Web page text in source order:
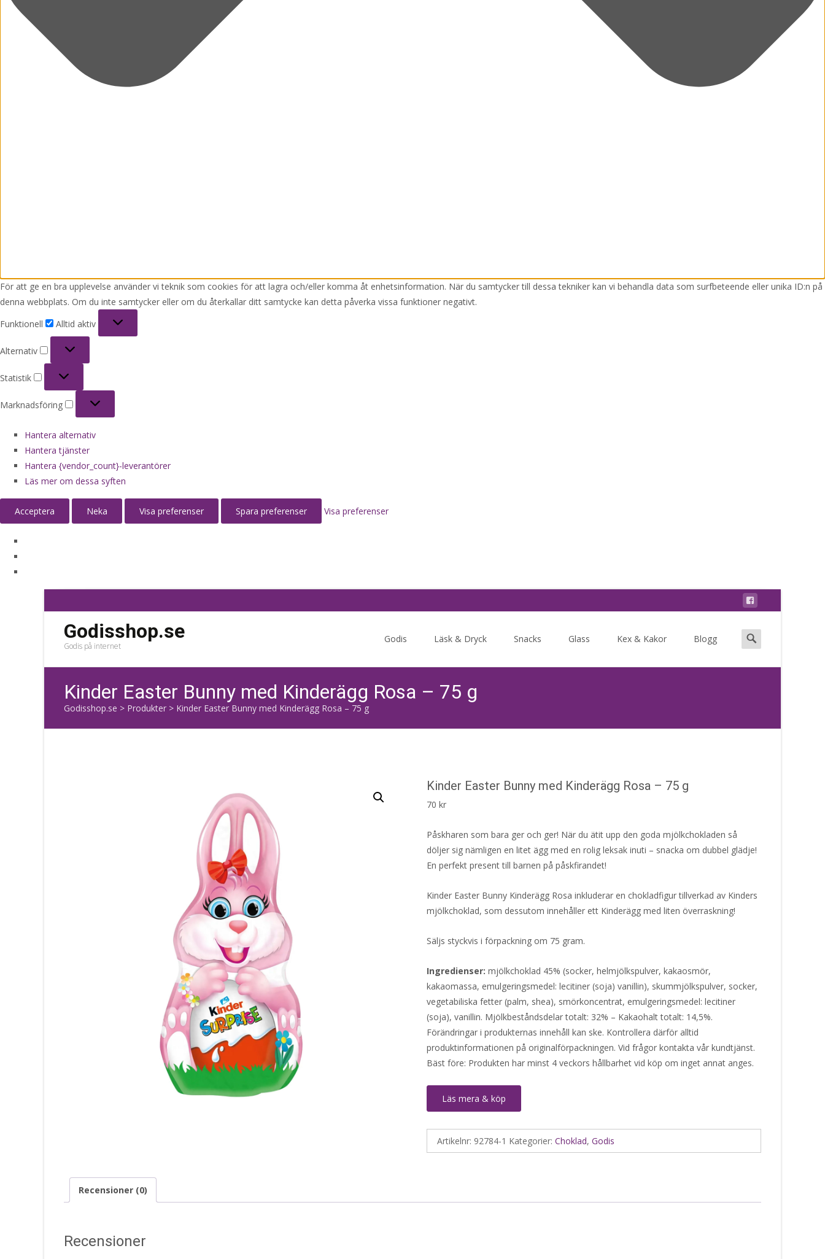
För att ge en bra upplevelse använder vi teknik som cookies för att lagra och/eller komma åt enhetsinformation. När du samtycker till dessa tekniker kan vi behandla data som surfbeteende eller unika ID:n på
denna webbplats. Om du inte samtycker eller om du återkallar ditt samtycke kan detta påverka vissa funktioner negativt.
Funktionell
Alltid aktiv
Alternativ
Statistik
Marknadsföring
Hantera alternativ
Hantera tjänster
Hantera {vendor_count}-leverantörer
Läs mer om dessa syften
Acceptera Neka Visa preferenser Spara preferenser Visa preferenser
Godisshop.se
Godis på internet
Godis Läsk & Dryck Snacks Glass Kex & Kakor Blogg
Search
for:
Kinder Easter Bunny med Kinderägg Rosa – 75 g
Godisshop.se > Produkter > Kinder Easter Bunny med Kinderägg Rosa – 75 g
Kinder Easter Bunny med Kinderägg Rosa – 75 g
70 kr
Påskharen som bara ger och ger! När du ätit upp den goda mjölkchokladen så
döljer sig nämligen en litet ägg med en rolig leksak inuti – snacka om dubbel glädje!
En perfekt present till barnen på påskfirandet!
Kinder Easter Bunny Kinderägg Rosa inkluderar en chokladfigur tillverkad av Kinders
mjölkchoklad, som dessutom innehåller ett Kinderägg med liten överraskning!
Säljs styckvis i förpackning om 75 gram.
Ingredienser: mjölkchoklad 45% (socker, helmjölkspulver, kakaosmör,
kakaomassa, emulgeringsmedel: lecitiner (soja) vanillin), skummjölkspulver, socker,
vegetabiliska fetter (palm, shea), smörkoncentrat, emulgeringsmedel: lecitiner
(soja), vanillin. Mjölkbeståndsdelar totalt: 32% – Kakaohalt totalt: 14,5%.
Förändringar i produkternas innehåll kan ske. Kontrollera därför alltid
produktinformationen på originalförpackningen. Vid frågor kontakta vår kundtjänst.
Bäst före: Produkten har minst 4 veckors hållbarhet vid köp om inget annat anges.
Läs mera & köp
Artikelnr: 92784-1 Kategorier: Choklad, Godis
Recensioner (0)
Recensioner